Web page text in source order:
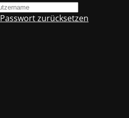
Passwort zurücksetzen